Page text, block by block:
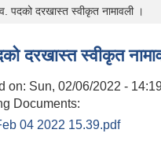
here
पदको दरखास्त स्वीकृत नामावली ।
दरखास्त स्वीकृत
on: Sun, 02/06/2022 -
Documents:
04 2022 15.39.pdf